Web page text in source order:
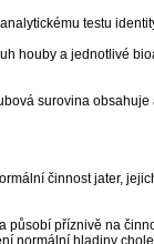
testu
houby a jednotlivé
surovina
činnost jater,
příznivě na
normální hladiny